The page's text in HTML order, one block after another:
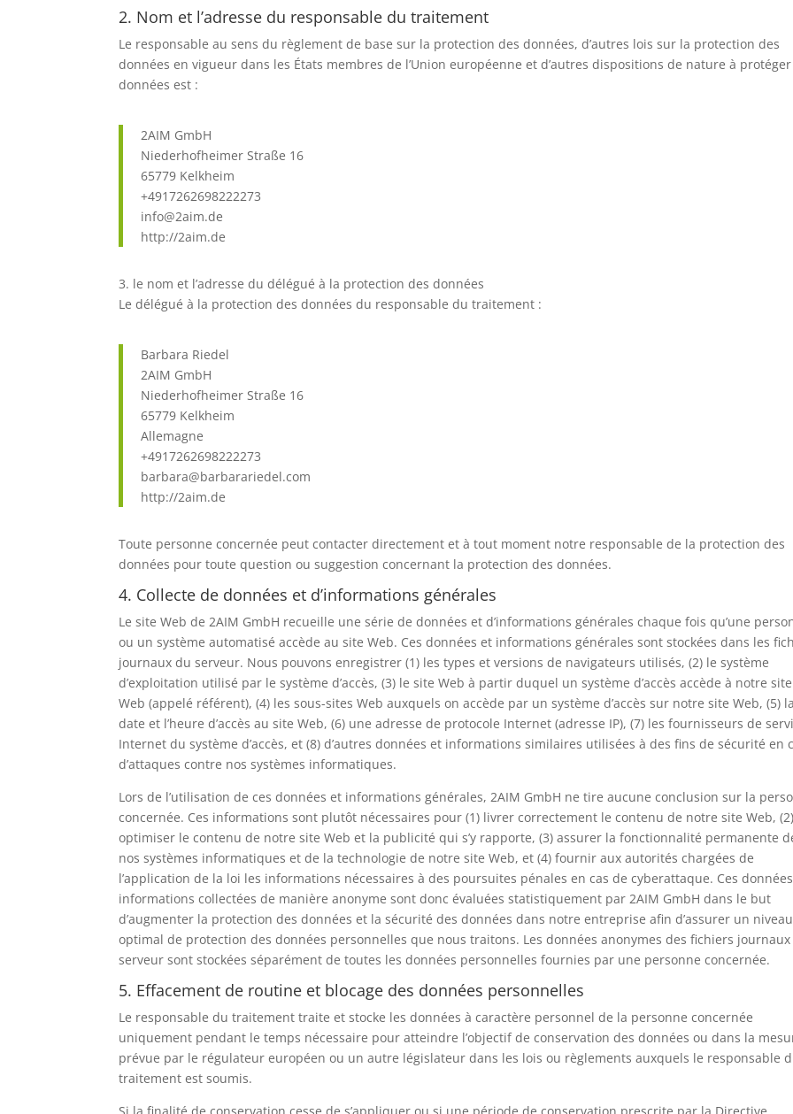
2. Nom et l’adresse du responsable du traitement
Le responsable au sens du règlement de base sur la protection des données, d’autres lois sur la protection des
données en vigueur dans les États membres de l’Union européenne et d’autres dispositions de nature à
données est :
2AIM GmbH
Niederhofheimer Straße 16
65779 Kelkheim
+4917262698222273
info@2aim.de
http://2aim.de
3. le nom et l’adresse du délégué à la protection des données
Le délégué à la protection des données du responsable du traitement :
Barbara Riedel
2AIM GmbH
Niederhofheimer Straße 16
65779 Kelkheim
Allemagne
+4917262698222273
barbara@barbarariedel.com
http://2aim.de
Toute personne concernée peut contacter directement et à tout moment notre responsable de la protection des
données pour toute question ou suggestion concernant la protection des données.
4. Collecte de données et d’informations générales
Le site Web de 2AIM GmbH recueille une série de données et d’informations générales chaque fois qu’une
ou un système automatisé accède au site Web. Ces données et informations générales sont stockées dans les
journaux du serveur. Nous pouvons enregistrer (1) les types et versions de navigateurs utilisés, (2) le système
d’exploitation utilisé par le système d’accès, (3) le site Web à partir duquel un système d’accès accède à notre site
Web (appelé référent), (4) les sous-sites Web auxquels on accède par un système d’accès sur notre site Web, (5)
date et l’heure d’accès au site Web, (6) une adresse de protocole Internet (adresse IP), (7) les fournisseurs de
Internet du système d’accès, et (8) d’autres données et informations similaires utilisées à des fins de sécurité en
d’attaques contre nos systèmes informatiques.
Lors de l’utilisation de ces données et informations générales, 2AIM GmbH ne tire aucune conclusion sur la
concernée. Ces informations sont plutôt nécessaires pour (1) livrer correctement le contenu de notre site Web,
optimiser le contenu de notre site Web et la publicité qui s’y rapporte, (3) assurer la fonctionnalité permanente
nos systèmes informatiques et de la technologie de notre site Web, et (4) fournir aux autorités chargées de
l’application de la loi les informations nécessaires à des poursuites pénales en cas de cyberattaque. Ces
informations collectées de manière anonyme sont donc évaluées statistiquement par 2AIM GmbH dans le but
d’augmenter la protection des données et la sécurité des données dans notre entreprise afin d’assurer un niveau
optimal de protection des données personnelles que nous traitons. Les données anonymes des fichiers
serveur sont stockées séparément de toutes les données personnelles fournies par une personne concernée.
5. Effacement de routine et blocage des données personnelles
Le responsable du traitement traite et stocke les données à caractère personnel de la personne concernée
uniquement pendant le temps nécessaire pour atteindre l’objectif de conservation des données ou dans la
prévue par le régulateur européen ou un autre législateur dans les lois ou règlements auxquels le responsable
traitement est soumis.